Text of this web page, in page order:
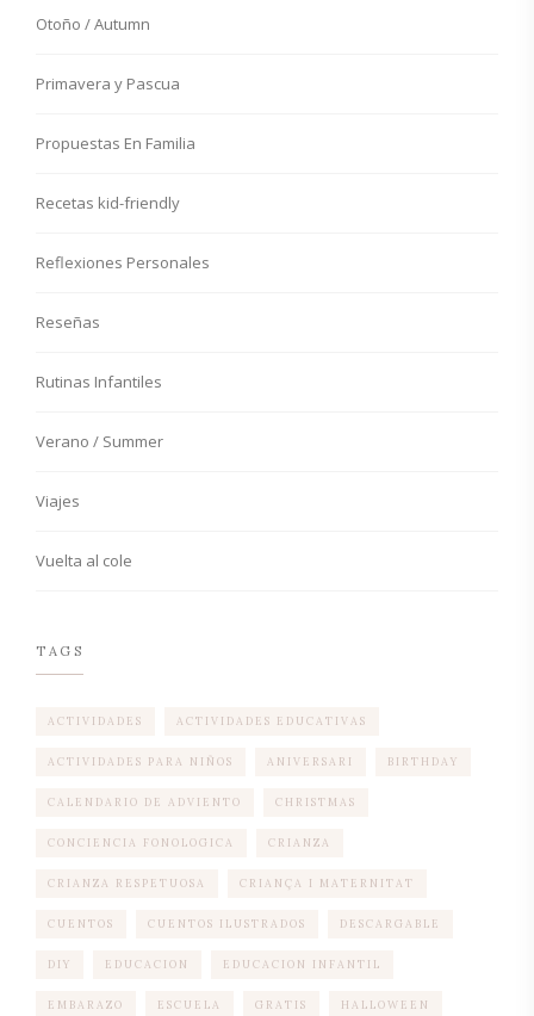
Otoño / Autumn
Primavera y Pascua
Propuestas En Familia
Recetas kid-friendly
Reflexiones Personales
Reseñas
Rutinas Infantiles
Verano / Summer
Viajes
Vuelta al cole
TAGS
ACTIVIDADES ACTIVIDADES EDUCATIVAS
ACTIVIDADES PARA NIÑOS ANIVERSARI BIRTHDAY
CALENDARIO DE ADVIENTO CHRISTMAS
CONCIENCIA FONOLOGICA CRIANZA
CRIANZA RESPETUOSA CRIANÇA I MATERNITAT
CUENTOS CUENTOS ILUSTRADOS DESCARGABLE
DIY EDUCACION EDUCACION INFANTIL
EMBARAZO ESCUELA GRATIS HALLOWEEN